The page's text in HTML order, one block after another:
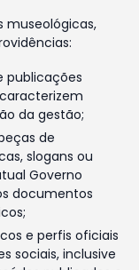
museológicas,
publicações
da gestão;
de
slogans ou
Governo
documentos
e perfis oficiais
sociais, inclusive